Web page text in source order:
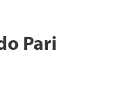
Pari